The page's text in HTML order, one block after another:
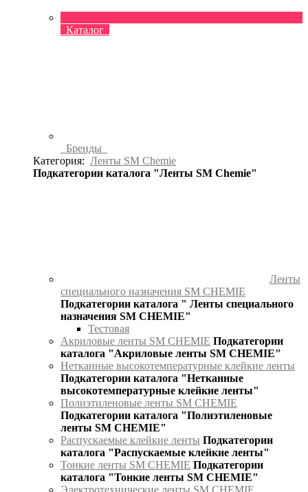
Каталог
Бренды
Категория: Ленты SM Chemie
Подкатегории каталога "Ленты SM Chemie"
Ленты
специального назначения SM CHEMIE
Подкатегории каталога " Ленты специального
назначения SM CHEMIE"
Тестовая
Акриловые ленты SM CHEMIE Подкатегории
каталога "Акриловые ленты SM CHEMIE"
Нетканные высокотемпературные клейкие ленты
Подкатегории каталога "Нетканные
высокотемпературные клейкие ленты"
Полиэтиленовые ленты SM CHEMIE
Подкатегории каталога "Полиэтиленовые
ленты SM CHEMIE"
Распускаемые клейкие ленты Подкатегории
каталога "Распускаемые клейкие ленты"
Тонкие ленты SM CHEMIE Подкатегории
каталога "Тонкие ленты SM CHEMIE"
Электротехнические ленты SM CHEMIE